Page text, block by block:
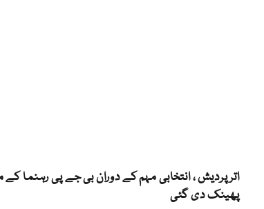
اتر پردیش ، انتخابی مہم کے دوران بی جے پی رہنما کے
پھینک دی گئی